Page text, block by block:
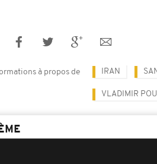
à propos de IRAN
VLADIMIR